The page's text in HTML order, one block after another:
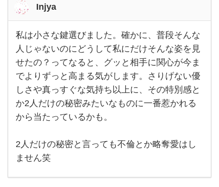
Injya
私は
小さ
な鍵
選び
まし
た。
確か
に、
普段
そん
な人
のに
どう
して
私に
私は小さな鍵選びました。確かに、普段そんな
人じゃないのにどうして私にだけそんな姿を見
せたの？ってなると、グッと相手に関心が今ま
でよりずっと高まる気がします。さりげない優
しさや真っすぐな気持ち以上に、その特別感と
か2人だけの秘密みたいなものに一番惹かれる
から当たっているかも。
2人だけの秘密と言っても不倫とか略奪愛はし
ません笑